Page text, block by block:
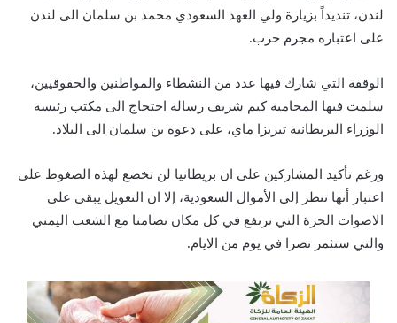
لندن، تنديداً بزيارة ولي العهد السعودي محمد بن سلمان الى لندن
على اعتباره مجرم حرب.
الوقفة التي شارك فيها عدد من النشطاء والمواطنين والحقوقيين،
سلمت فيها المحامية كيم شريف رسالة احتجاج الى مكتب رئيسة
الوزراء البريطانية تيريزا ماي، على دعوة بن سلمان الى البلاد.
ورغم تأكيد المشاركين على ان بريطانيا لن تخضع لهذه الضغوط على
اعتبار أنها تنظر إلى الأموال السعودية، إلا ان التعويل يبقى على
الاصوات الحرة التي ترتفع في كل مكان تضامنا مع الشعب اليمني
والتي ستثمر نصرا في يوم من الايام.